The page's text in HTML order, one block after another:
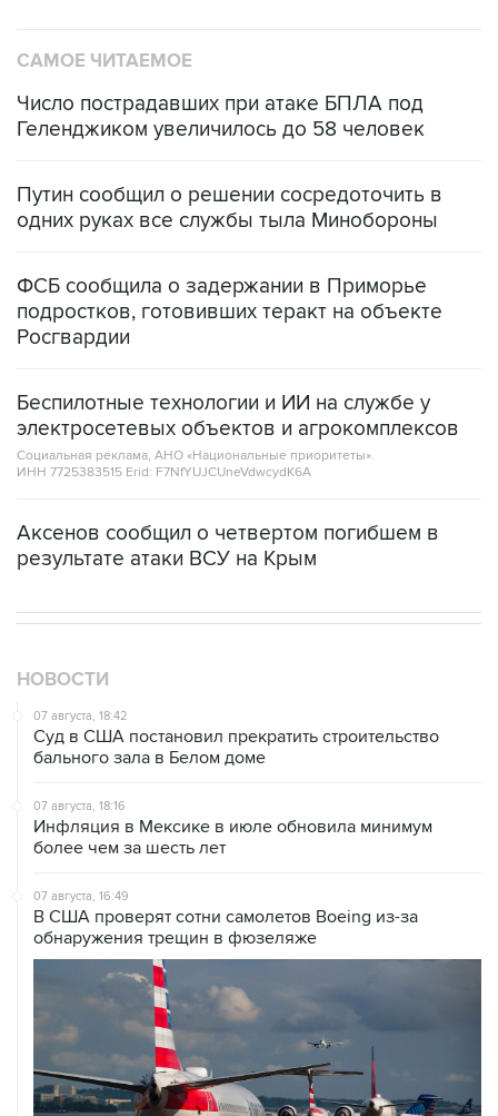
САМОЕ ЧИТАЕМОЕ
Число пострадавших при атаке БПЛА под
Геленджиком увеличилось до 58 человек
Путин сообщил о решении сосредоточить в
одних руках все службы тыла Минобороны
ФСБ сообщила о задержании в Приморье
подростков, готовивших теракт на объекте
Росгвардии
Беспилотные технологии и ИИ на службе у
электросетевых объектов и агрокомплексов
Социальная реклама, АНО «Национальные приоритеты».
ИНН 7725383515 Erid: F7NfYUJCUneVdwcydK6A
Аксенов сообщил о четвертом погибшем в
результате атаки ВСУ на Крым
НОВОСТИ
07 августа, 18:42
Суд в США постановил прекратить строительство
бального зала в Белом доме
07 августа, 18:16
Инфляция в Мексике в июле обновила минимум
более чем за шесть лет
07 августа, 16:49
В США проверят сотни самолетов Boeing из-за
обнаружения трещин в фюзеляже